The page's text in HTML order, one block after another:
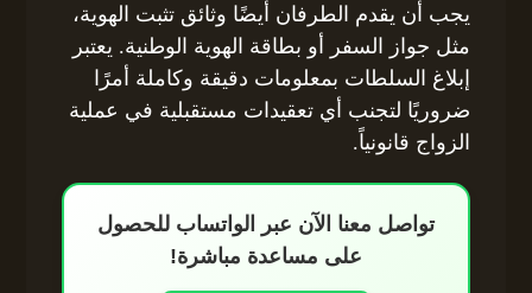
يجب أن يقدم الطرفان أيضًا وثائق تثبت الهوية،
مثل جواز السفر أو بطاقة الهوية الوطنية. يعتبر
إبلاغ السلطات بمعلومات دقيقة وكاملة أمرًا
ضروريًا لتجنب أي تعقيدات مستقبلية في عملية
الزواج قانونياً.
تواصل معنا الآن عبر الواتساب للحصول
على مساعدة مباشرة!